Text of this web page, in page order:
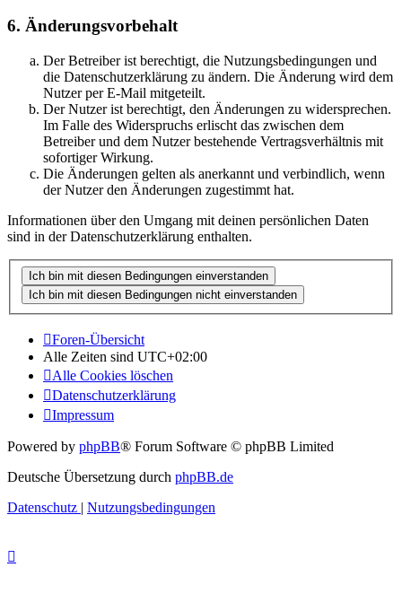
6. Änderungsvorbehalt
Der Betreiber ist berechtigt, die Nutzungsbedingungen und
die Datenschutzerklärung zu ändern. Die Änderung wird dem
Nutzer per E-Mail mitgeteilt.
Der Nutzer ist berechtigt, den Änderungen zu widersprechen.
Im Falle des Widerspruchs erlischt das zwischen dem
Betreiber und dem Nutzer bestehende Vertragsverhältnis mit
sofortiger Wirkung.
Die Änderungen gelten als anerkannt und verbindlich, wenn
der Nutzer den Änderungen zugestimmt hat.
Informationen über den Umgang mit deinen persönlichen Daten
sind in der Datenschutzerklärung enthalten.
Foren-Übersicht
Alle Zeiten sind UTC+02:00
Alle Cookies löschen
Datenschutzerklärung
Impressum
Powered by phpBB® Forum Software © phpBB Limited
Deutsche Übersetzung durch phpBB.de
Datenschutz | Nutzungsbedingungen